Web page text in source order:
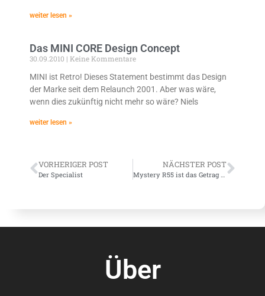
weiter lesen »
Das MINI CORE Design Concept
30.09.2010
Keine Kommentare
MINI ist Retro! Dieses Statement bestimmt das Design
der Marke seit dem Relaunch 2001. Aber was wäre,
wenn dies zukünftig nicht mehr so wäre? Niels
weiter lesen »
VORHERIGER POST
Der Specialist
NÄCHSTER POST
Über